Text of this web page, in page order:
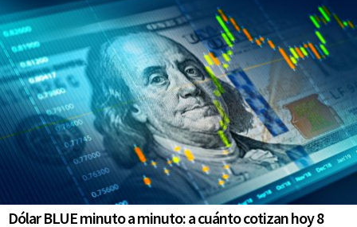
Dólar BLUE minuto a minuto: a cuánto cotizan hoy 8